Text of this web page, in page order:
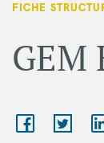
FICHE
GEM